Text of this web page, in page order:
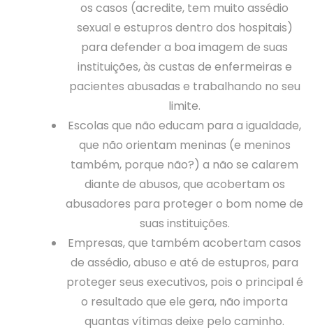
os casos (acredite, tem muito assédio
sexual e estupros dentro dos hospitais)
para defender a boa imagem de suas
instituições, às custas de enfermeiras e
pacientes abusadas e trabalhando no seu
limite.
Escolas que não educam para a igualdade,
que não orientam meninas (e meninos
também, porque não?) a não se calarem
diante de abusos, que acobertam os
abusadores para proteger o bom nome de
suas instituições.
Empresas, que também acobertam casos
de assédio, abuso e até de estupros, para
proteger seus executivos, pois o principal é
o resultado que ele gera, não importa
quantas vítimas deixe pelo caminho.